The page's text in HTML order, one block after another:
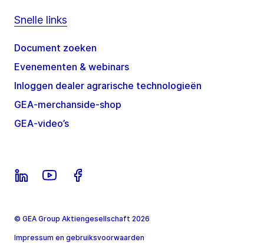
Snelle links
Document zoeken
Evenementen & webinars
Inloggen dealer agrarische technologieën
GEA-merchanside-shop
GEA-video’s
© GEA Group Aktiengesellschaft 2026
Impressum en gebruiksvoorwaarden